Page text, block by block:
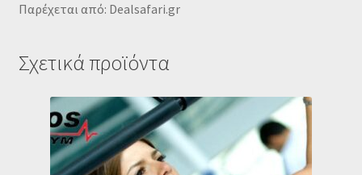
Παρέχεται από: Dealsafari.gr
Σχετικά προϊόντα